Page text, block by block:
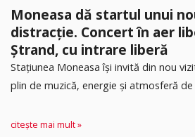
Moneasa dă startul unui
distracție. Concert în aer
Ștrand, cu intrare liberă
Stațiunea Moneasa își invită din nou
plin de muzică, energie și atmosferă de
citește mai mult »